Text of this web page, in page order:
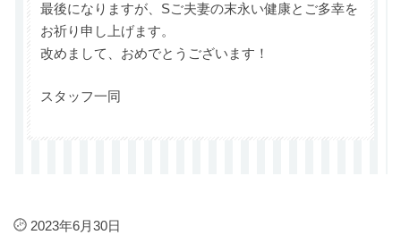
最後になりますが、Sご夫妻の末永い健康とご多幸を
お祈り申し上げます。
改めまして、おめでとうございます！
スタッフ一同
2023年6月30日